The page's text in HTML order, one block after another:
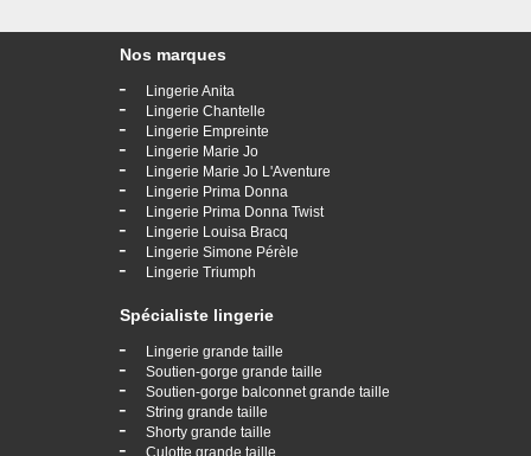
Nos marques
- Lingerie Anita
- Lingerie Chantelle
- Lingerie Empreinte
- Lingerie Marie Jo
- Lingerie Marie Jo L'Aventure
- Lingerie Prima Donna
- Lingerie Prima Donna Twist
- Lingerie Louisa Bracq
- Lingerie Simone Pérèle
- Lingerie Triumph
Spécialiste lingerie
- Lingerie grande taille
- Soutien-gorge grande taille
- Soutien-gorge balconnet grande taille
- String grande taille
- Shorty grande taille
- Culotte grande taille